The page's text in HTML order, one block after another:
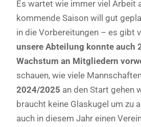
Es wartet wie immer viel Arbeit
kommende Saison will gut
in die Vorbereitungen – es gibt
unsere Abteilung konnte auch
Wachstum an Mitgliedern
schauen, wie viele
2024/2025 an den Start gehen
braucht keine Glaskugel um zu
auch in diesem Jahr einen